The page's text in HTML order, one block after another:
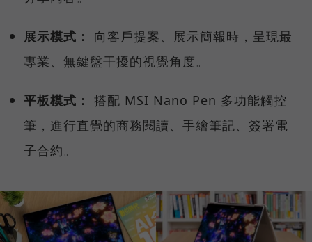
展示模式：
向客戶提案、展示簡報時，呈現最
專業、無鍵盤干擾的視覺角度。
平板模式： 搭配 MSI Nano Pen 多功能觸控
筆，進行直覺的商務閱讀、手繪筆記、簽署電
子合約。